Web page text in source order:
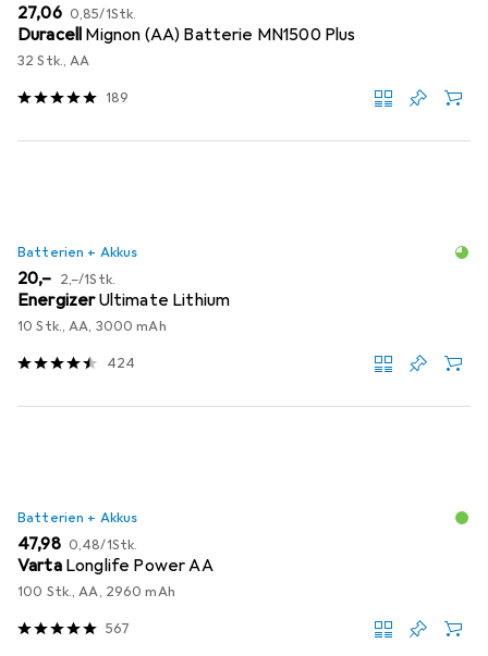
EUR
27,06 EUR
0,85/1Stk.
Duracell Mignon (AA) Batterie MN1500 Plus
32 Stk., AA
189
Batterien + Akkus
EUR
20,– EUR
2,–/1Stk.
EnergizerUltimate Lithium
10 Stk., AA, 3000 mAh
424
Batterien + Akkus
EUR
47,98 EUR
0,48/1Stk.
Varta Longlife Power AA
100 Stk., AA, 2960 mAh
567